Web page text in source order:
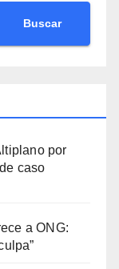
Buscar
por
caso
a ONG: